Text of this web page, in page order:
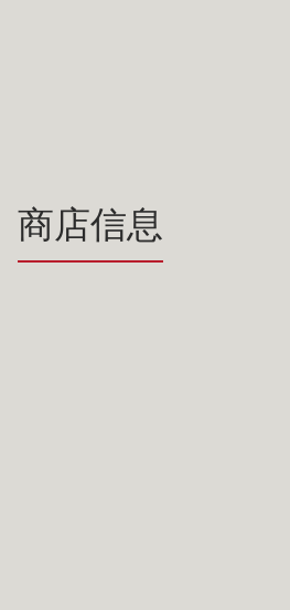
商店信息